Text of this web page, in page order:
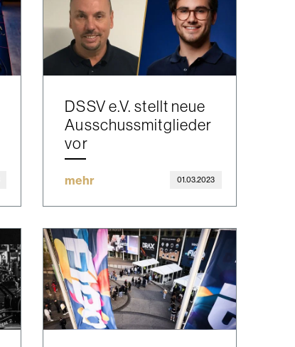
DSSV e.V. stellt neue
Ausschussmitglieder
vor
mehr 01.03.2023